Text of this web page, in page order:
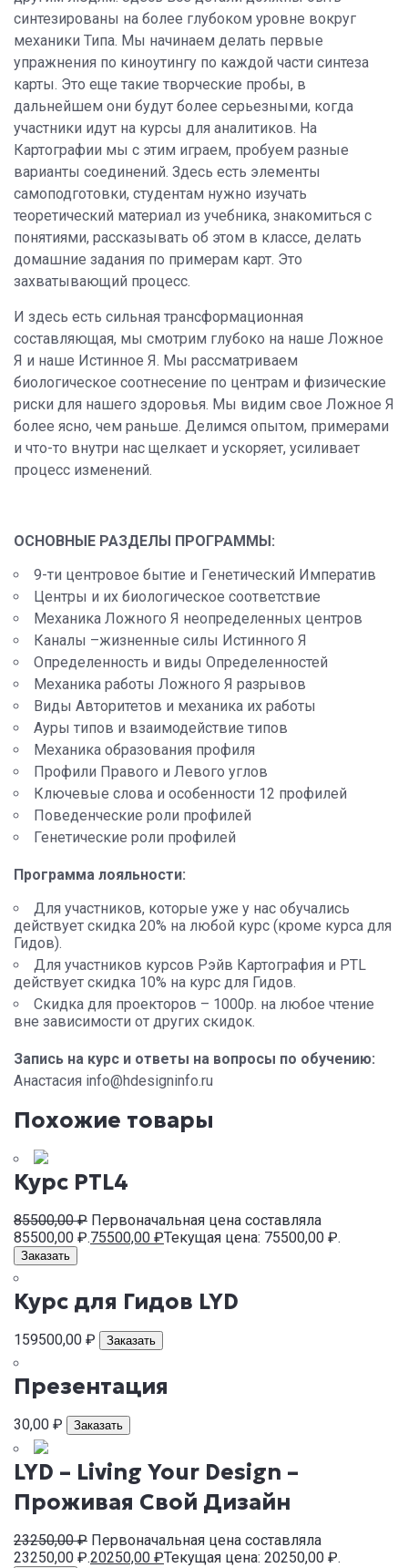
синтезированы на более глубоком уровне вокруг
механики Типа. Мы начинаем делать первые
упражнения по киноутингу по каждой части синтеза
карты. Это еще такие творческие пробы, в
дальнейшем они будут более серьезными, когда
участники идут на курсы для аналитиков. На
Картографии мы с этим играем, пробуем разные
варианты соединений. Здесь есть элементы
самоподготовки, студентам нужно изучать
теоретический материал из учебника, знакомиться с
понятиями, рассказывать об этом в классе, делать
домашние задания по примерам карт. Это
захватывающий процесс.
И здесь есть сильная трансформационная
составляющая, мы смотрим глубоко на наше Ложное
Я и наше Истинное Я. Мы рассматриваем
биологическое соотнесение по центрам и физические
риски для нашего здоровья. Мы видим свое Ложное Я
более ясно, чем раньше. Делимся опытом, примерами
и что-то внутри нас щелкает и ускоряет, усиливает
процесс изменений.
ОСНОВНЫЕ РАЗДЕЛЫ ПРОГРАММЫ:
9-ти центровое бытие и Генетический Императив
Центры и их биологическое соответствие
Механика Ложного Я неопределенных центров
Каналы –жизненные силы Истинного Я
Определенность и виды Определенностей
Механика работы Ложного Я разрывов
Виды Авторитетов и механика их работы
Ауры типов и взаимодействие типов
Механика образования профиля
Профили Правого и Левого углов
Ключевые слова и особенности 12 профилей
Поведенческие роли профилей
Генетические роли профилей
Программа лояльности:
Для участников, которые уже у нас обучались
действует скидка 20% на любой курс (кроме курса для
Гидов).
Для участников курсов Рэйв Картография и PTL
действует скидка 10% на курс для Гидов.
Скидка для проекторов – 1000р. на любое чтение
вне зависимости от других скидок.
Запись на курс и ответы на вопросы по обучению:
Анастасия info@hdesigninfo.ru
Похожие товары
Курс PTL4
85500,00₽ Первоначальная цена составляла
85500,00 ₽.75500,00 ₽Текущая цена: 75500,00 ₽.
Заказать
Курс для Гидов LYD
159500,00 ₽ Заказать
Презентация
30,00 ₽ Заказать
LYD – Living Your Design –
Проживая Свой Дизайн
23250,00₽ Первоначальная цена составляла
23250,00 ₽.20250,00 ₽Текущая цена: 20250,00 ₽.